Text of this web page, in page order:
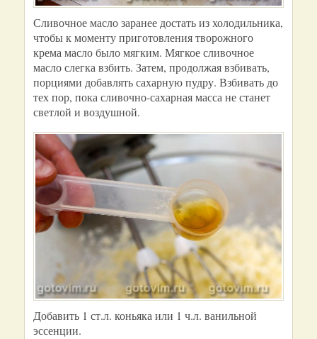
Сливочное масло заранее достать из холодильника,
чтобы к моменту приготовления творожного
крема масло было мягким. Мягкое сливочное
масло слегка взбить. Затем, продолжая взбивать,
порциями добавлять сахарную пудру. Взбивать до
тех пор, пока сливочно-сахарная масса не станет
светлой и воздушной.
Добавить 1 ст.л. коньяка или 1 ч.л. ванильной
эссенции.